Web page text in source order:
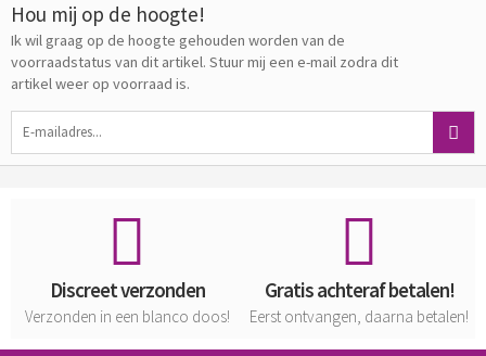
Hou mij op de hoogte!
Ik wil graag op de hoogte gehouden worden van de
voorraadstatus van dit artikel. Stuur mij een e-mail zodra dit
artikel weer op voorraad is.
Discreet verzonden
Verzonden in een blanco doos!
Gratis achteraf betalen!
Eerst ontvangen, daarna betalen!